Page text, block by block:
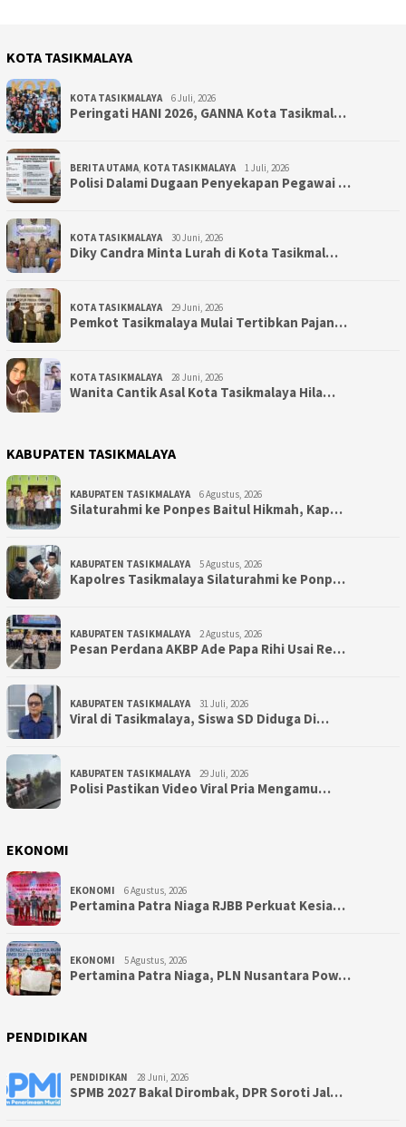
KOTA TASIKMALAYA
KOTA TASIKMALAYA 6 Juli, 2026
Peringati HANI 2026, GANNA Kota Tasikmal…
BERITA UTAMA KOTA TASIKMALAYA 1 Juli, 2026
Polisi Dalami Dugaan Penyekapan Pegawai …
KOTA TASIKMALAYA 30 Juni, 2026
Diky Candra Minta Lurah di Kota Tasikmal…
KOTA TASIKMALAYA 29 Juni, 2026
Pemkot Tasikmalaya Mulai Tertibkan Pajan…
KOTA TASIKMALAYA 28 Juni, 2026
Wanita Cantik Asal Kota Tasikmalaya Hila…
KABUPATEN TASIKMALAYA
KABUPATEN TASIKMALAYA 6 Agustus, 2026
Silaturahmi ke Ponpes Baitul Hikmah, Kap…
KABUPATEN TASIKMALAYA 5 Agustus, 2026
Kapolres Tasikmalaya Silaturahmi ke Ponp…
KABUPATEN TASIKMALAYA 2 Agustus, 2026
Pesan Perdana AKBP Ade Papa Rihi Usai Re…
KABUPATEN TASIKMALAYA 31 Juli, 2026
Viral di Tasikmalaya, Siswa SD Diduga Di…
KABUPATEN TASIKMALAYA 29 Juli, 2026
Polisi Pastikan Video Viral Pria Mengamu…
EKONOMI
EKONOMI 6 Agustus, 2026
Pertamina Patra Niaga RJBB Perkuat Kesia…
EKONOMI 5 Agustus, 2026
Pertamina Patra Niaga, PLN Nusantara Pow…
PENDIDIKAN
PENDIDIKAN 28 Juni, 2026
SPMB 2027 Bakal Dirombak, DPR Soroti Jal…